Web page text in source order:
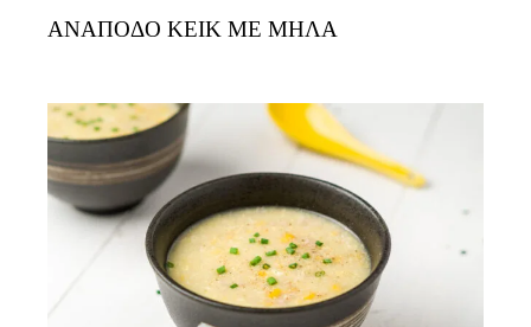
ΑΝΑΠΟΔΟ ΚΕΙΚ ΜΕ ΜΗΛΑ